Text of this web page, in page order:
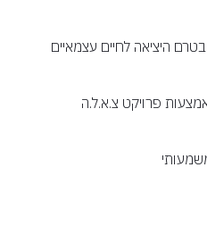
היציאה לחיים עצמאיים
פרויקט צ.א.ל.ה